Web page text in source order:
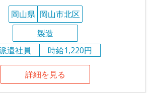
岡山県 岡山市北区
製造
遣社員
時給1,220円
詳細を見る